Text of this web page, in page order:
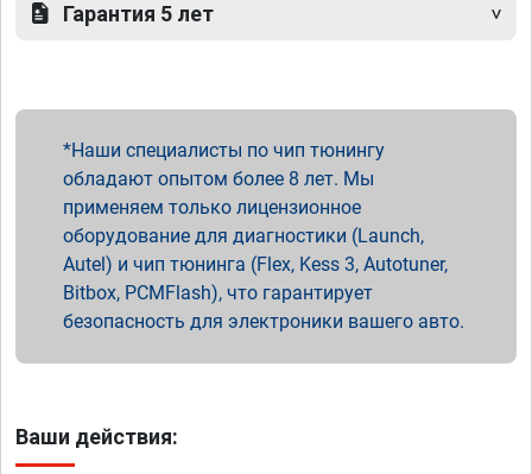
Гарантия 5 лет
Наши специалисты по чип тюнингу
обладают опытом более 8 лет. Мы
применяем только лицензионное
оборудование для диагностики (Launch,
Autel) и чип тюнинга (Flex, Kess 3, Autotuner,
Bitbox, PCMFlash), что гарантирует
безопасность для электроники вашего авто.
Ваши действия: